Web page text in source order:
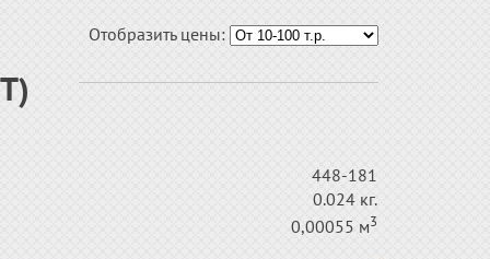
Отобразить цены:
448-181
0.024 кг.
0,00055 м3